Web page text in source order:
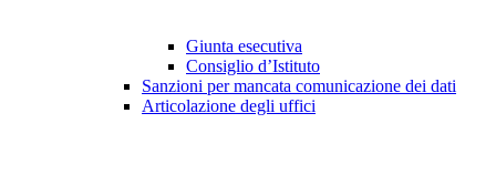
Giunta esecutiva
Consiglio d’Istituto
Sanzioni per mancata comunicazione dei dati
Articolazione degli uffici